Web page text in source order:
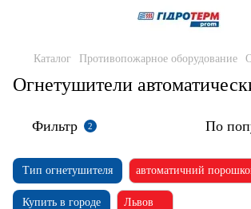
Каталог Противопожарное оборудование
Огнетушители
Фильтр 2 По
Тип огнетушителя автоматичний
Купить в городе Львов